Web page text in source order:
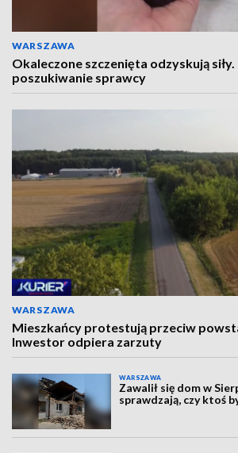
WARSZAWA
Okaleczone szczenięta odzyskują
poszukiwanie sprawcy
WARSZAWA
Mieszkańcy protestują przeciw
Inwestor odpiera zarzuty
WARSZAWA
Zawalił się dom w
sprawdzają, czy ktoś